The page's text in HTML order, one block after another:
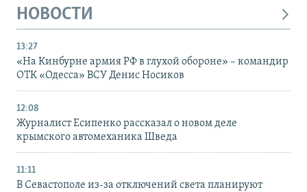
НОВОСТИ
13:27
«На Кинбурне армия РФ в глухой обороне» – командир
ОТК «Одесса» ВСУ Денис Носиков
12:08
Журналист Есипенко рассказал о новом деле
крымского автомеханика Шведа
11:11
В Севастополе из-за отключений света планируют